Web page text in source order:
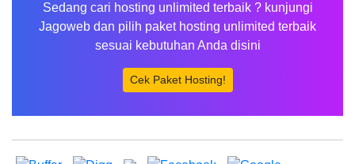
Sedang cari hosting unlimited terbaik ? kunjungi
Jagoweb dan pilih paket hosting unlimited terbaik
sesuai kebutuhan Anda disini
Cek Paket Hosting!